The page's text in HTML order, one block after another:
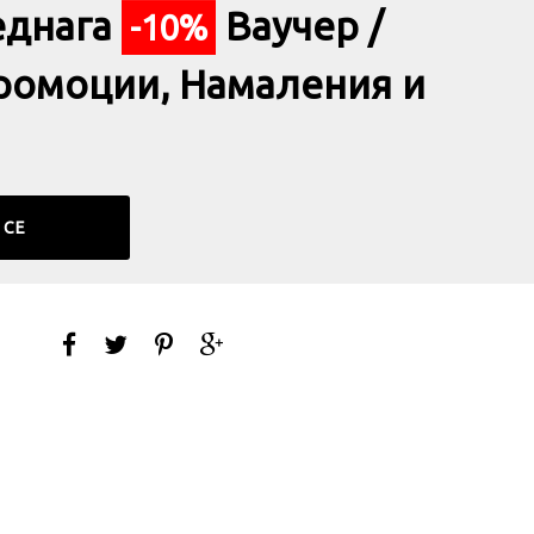
-10% Ваучер /
Намаления и